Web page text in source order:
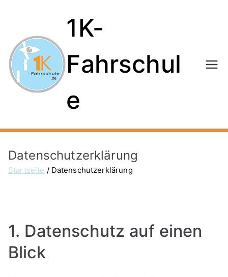
1K-
Fahrschul
e
Datenschutzerklärung
Startseite Datenschutzerklärung
1. Datenschutz auf einen
Blick